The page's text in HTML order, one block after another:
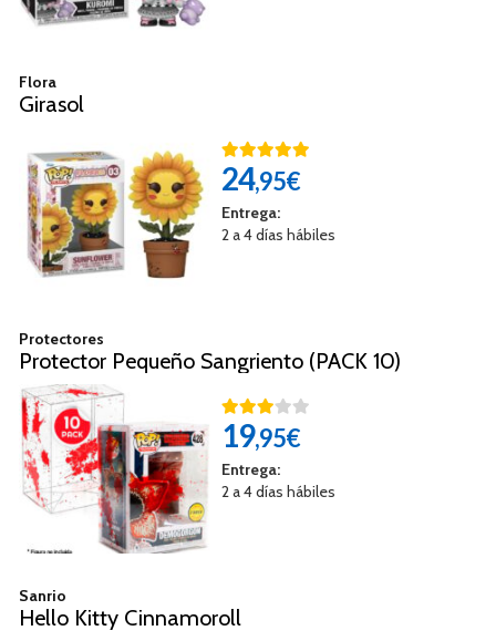
Flora
Girasol
24,95€
Entrega:
2 a 4 días hábiles
Protectores
Protector Pequeño Sangriento (PACK 10)
19,95€
Entrega:
2 a 4 días hábiles
Sanrio
Hello Kitty Cinnamoroll